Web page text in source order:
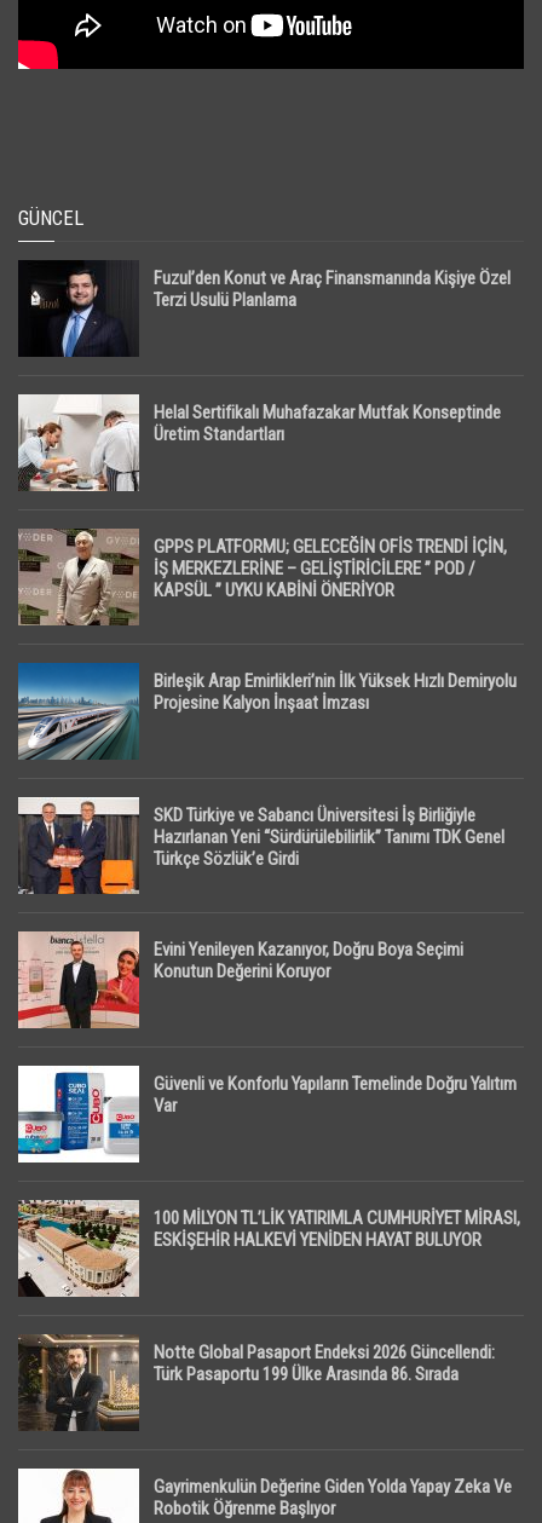
GÜNCEL
Fuzul’den Konut ve Araç Finansmanında Kişiye Özel
Terzi Usulü Planlama
Helal Sertifikalı Muhafazakar Mutfak Konseptinde
Üretim Standartları
GPPS PLATFORMU; GELECEĞİN OFİS TRENDİ İÇİN,
İŞ MERKEZLERİNE – GELİŞTİRİCİLERE ” POD /
KAPSÜL ” UYKU KABİNİ ÖNERİYOR
Birleşik Arap Emirlikleri’nin İlk Yüksek Hızlı Demiryolu
Projesine Kalyon İnşaat İmzası
SKD Türkiye ve Sabancı Üniversitesi İş Birliğiyle
Hazırlanan Yeni “Sürdürülebilirlik” Tanımı TDK Genel
Türkçe Sözlük’e Girdi
Evini Yenileyen Kazanıyor, Doğru Boya Seçimi
Konutun Değerini Koruyor
Güvenli ve Konforlu Yapıların Temelinde Doğru Yalıtım
Var
100 MİLYON TL’LİK YATIRIMLA CUMHURİYET MİRASI,
ESKİŞEHİR HALKEVİ YENİDEN HAYAT BULUYOR
Notte Global Pasaport Endeksi 2026 Güncellendi:
Türk Pasaportu 199 Ülke Arasında 86. Sırada
Gayrimenkulün Değerine Giden Yolda Yapay Zeka Ve
Robotik Öğrenme Başlıyor